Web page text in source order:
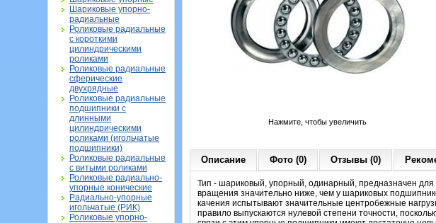
Шариковые упорно-
радиальные
Роликовые радиальные
с короткими
цилиндрическими
роликами
Роликовые радиальные
сферические
двухрядные
Роликовые радиальные
подшипники с
длинными
цилиндрическими
роликами (игольчатые
подшипники)
Роликовые радиальные
с витыми роликами
Роликовые радиально-
упорные конические
Радиально-упорные
игольчатые (РИК)
Роликовые упорно-
Нажмите, чтобы увеличить
Описание Фото (0) Отзывы (0)
Тип - шариковый, упорный, одинарный, предназначен для
вращения значительно ниже, чем у шариковых
качения испытывают значительные центробежные
правило выпускаются нулевой степени точности,